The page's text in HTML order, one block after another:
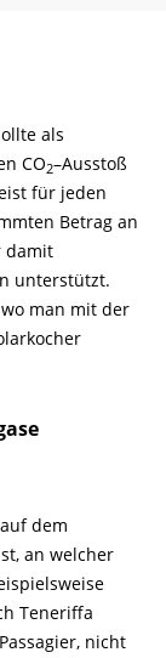
als
CO2–Ausstoß
für jeden
Betrag an
damit
unterstützt.
man mit der
dem
an welcher
Teneriffa
nicht